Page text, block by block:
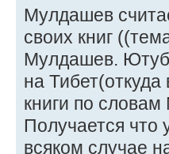
Мулдашев
своих книг
Мулдашев.
на
книги по
Получается что
всяком случае